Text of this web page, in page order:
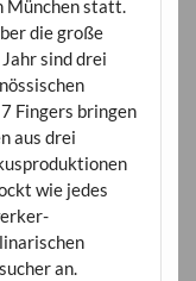
München statt.
die große
sind drei
Fingers bringen
aus drei
wie jedes
an.